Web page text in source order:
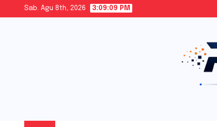
Sab. Agu 8th, 2026 3:09:10 PM